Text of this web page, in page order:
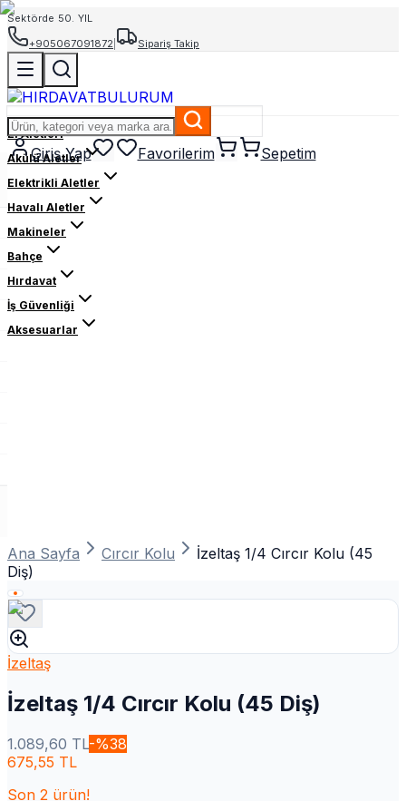
Sektörde 50. YIL
+905067091872
Sipariş Takip
Giriş Yap Favorilerim Sepetim
El Aletleri
Akülü Aletler
Elektrikli Aletler
Havalı Aletler
Makineler
Bahçe
Hırdavat
İş Güvenliği
Aksesuarlar
Ana Sayfa Cırcır Kolu
İzeltaş 1/4 Cırcır Kolu (45
Diş)
İzeltaş
İzeltaş 1/4 Cırcır Kolu (45 Diş)
1.089,60 TL-%38
675,55 TL
Son 2 ürün!